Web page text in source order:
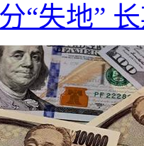
“失地”